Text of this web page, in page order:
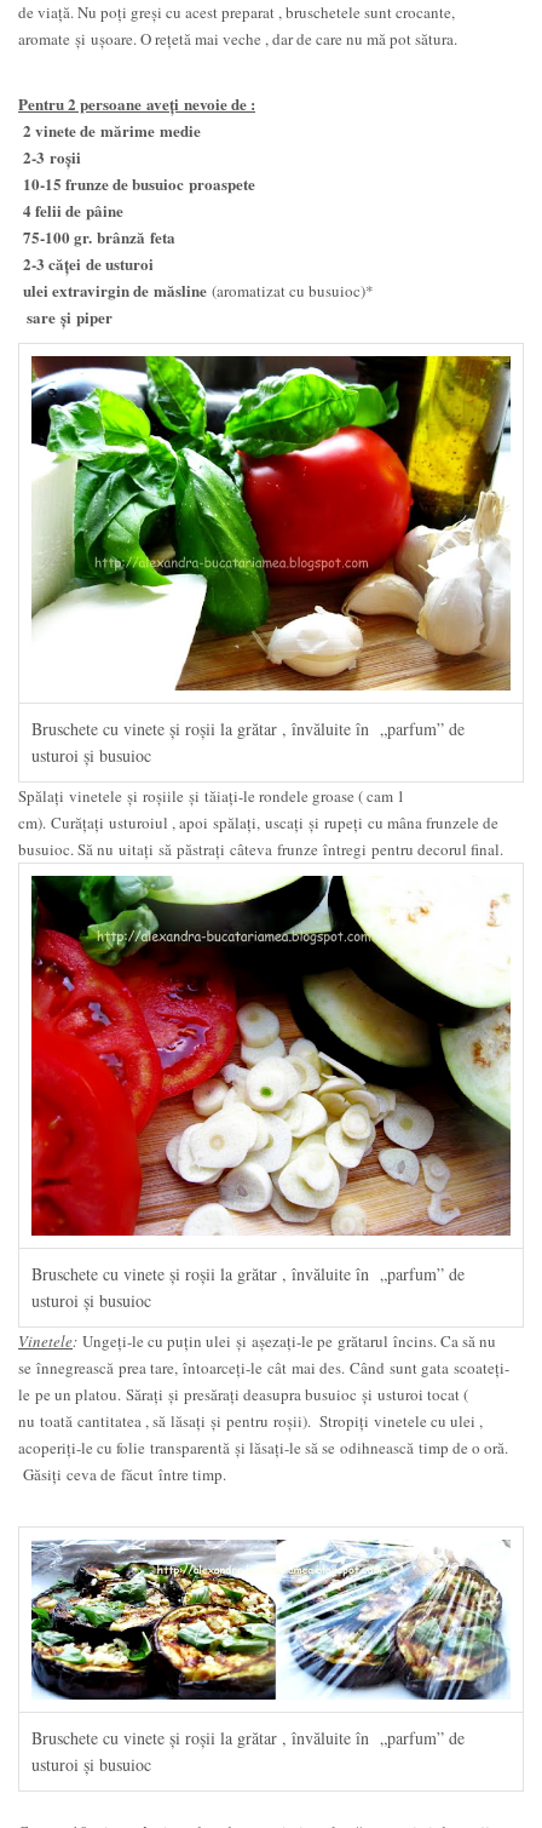
de viață. Nu poți greși cu acest preparat , bruschetele sunt crocante,
aromate şi ușoare. O rețetă mai veche , dar de care nu mă pot sătura.
Pentru 2 persoane aveți nevoie de :
2 vinete de mărime medie
2-3 roșii
10-15 frunze de busuioc proaspete
4 felii de pâine
75-100 gr. brânză feta
2-3 căței de usturoi
ulei extravirgin de măsline (aromatizat cu busuioc)*
sare şi piper
Bruschete cu vinete şi roşii la grătar , învăluite în „parfum” de
usturoi şi busuioc
Spălați vinetele şi roșiile şi tăiați-le rondele groase ( cam 1
cm). Curățați usturoiul , apoi spălați, uscați şi rupeți cu mâna frunzele de
busuioc. Să nu uitați să păstrați câteva frunze întregi pentru decorul final.
Bruschete cu vinete şi roşii la grătar , învăluite în „parfum” de
usturoi şi busuioc
Vinetele: Ungeți-le cu puţin ulei şi așezați-le pe grătarul încins. Ca să nu
se înnegrească prea tare, întoarceți-le cât mai des. Când sunt gata scoateți-
le pe un platou. Sărați şi presărați deasupra busuioc şi usturoi tocat (
nu toată cantitatea , să lăsați şi pentru roșii). Stropiți vinetele cu ulei ,
acoperiți-le cu folie transparentă şi lăsați-le să se odihnească timp de o oră.
Găsiți ceva de făcut între timp.
Bruschete cu vinete şi roşii la grătar , învăluite în „parfum” de
usturoi şi busuioc